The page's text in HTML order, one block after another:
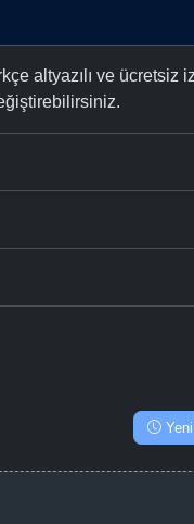
altyazılı ve ücretsiz
Yeni